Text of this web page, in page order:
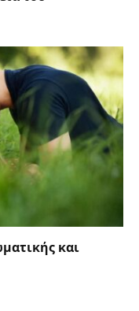
και